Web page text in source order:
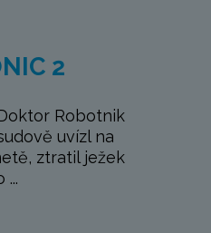
2
Robotnik
uvízl na
ztratil ježek
...